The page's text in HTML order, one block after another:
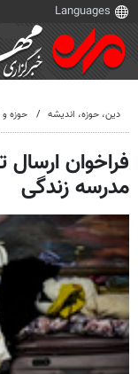
دين، حوزه، انديشه حوزه
فراخوان
مدرسه زندگی